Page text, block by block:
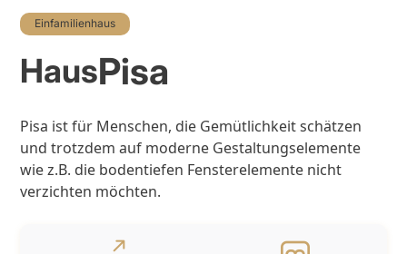
Einfamilienhaus
HausPisa
Pisa ist für Menschen, die Gemütlichkeit schätzen
und trotzdem auf moderne Gestaltungselemente
wie z.B. die bodentiefen Fensterelemente nicht
verzichten möchten.